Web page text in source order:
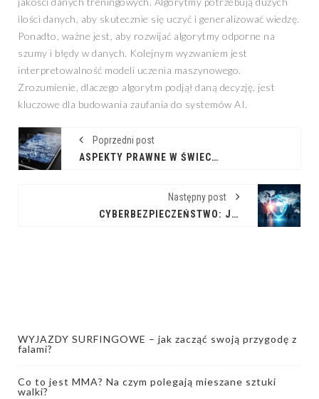
ilości danych, aby skutecznie się uczyć i generalizować wiedzę.
Ponadto, ważne jest, aby rozwijać algorytmy odporne na
szumy i błędy w danych. Kolejnym wyzwaniem jest
interpretowalność modeli uczenia maszynowego.
Zrozumienie, dlaczego algorytm podjął daną decyzję, jest
kluczowe dla budowania zaufania do systemów AI.
Poprzedni post
ASPEKTY PRAWNE W ŚWIECIE MOBILNYCH INNOWACJI
Następny post
CYBERBEZPIECZEŃSTWO: JAK CHRONIMY SIĘ W CYFROWYM ŚWIECIE?
WYJAZDY SURFINGOWE – jak zacząć swoją przygodę z
falami?
Co to jest MMA? Na czym polegają mieszane sztuki
walki?